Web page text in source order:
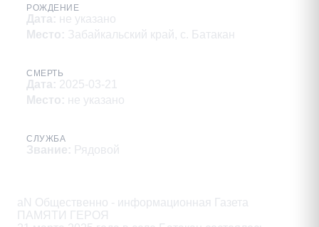
РОЖДЕНИЕ
Дата: не указано
Место: Забайкальский край, с. Батакан
СМЕРТЬ
Дата: 2025-03-21
Место: не указано
СЛУЖБА
Звание: Рядовой
aN Общественно - информационная Газета
ПАМЯТИ ГЕРОЯ